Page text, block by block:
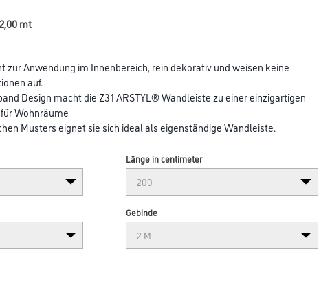
mt
Anwendung im Innenbereich, rein dekorativ und weisen keine
auf.
Design macht die Z31 ARSTYL® Wandleiste zu einer einzigartigen
Wohnräume
Musters eignet sie sich ideal als eigenständige Wandleiste.
Länge in centimeter
Gebinde